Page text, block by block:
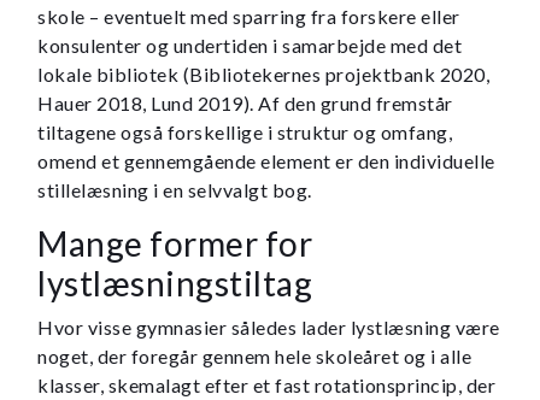
skole – eventuelt med sparring fra forskere eller
konsulenter og undertiden i samarbejde med det
lokale bibliotek (Bibliotekernes projektbank 2020,
Hauer 2018, Lund 2019). Af den grund fremstår
tiltagene også forskellige i struktur og omfang,
omend et gennemgående element er den individuelle
stillelæsning i en selvvalgt bog.
Mange former for
lystlæsningstiltag
Hvor visse gymnasier således lader lystlæsning være
noget, der foregår gennem hele skoleåret og i alle
klasser, skemalagt efter et fast rotationsprincip, der